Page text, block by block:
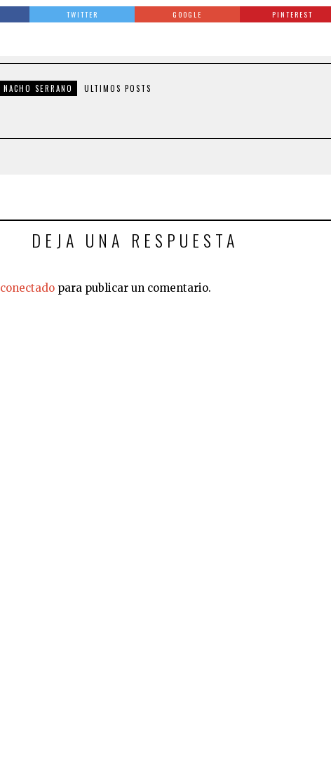
TWITTER GOOGLE PINTEREST
NACHO SERRANO ULTIMOS POSTS
DEJA UNA RESPUESTA
conectado para publicar un comentario.